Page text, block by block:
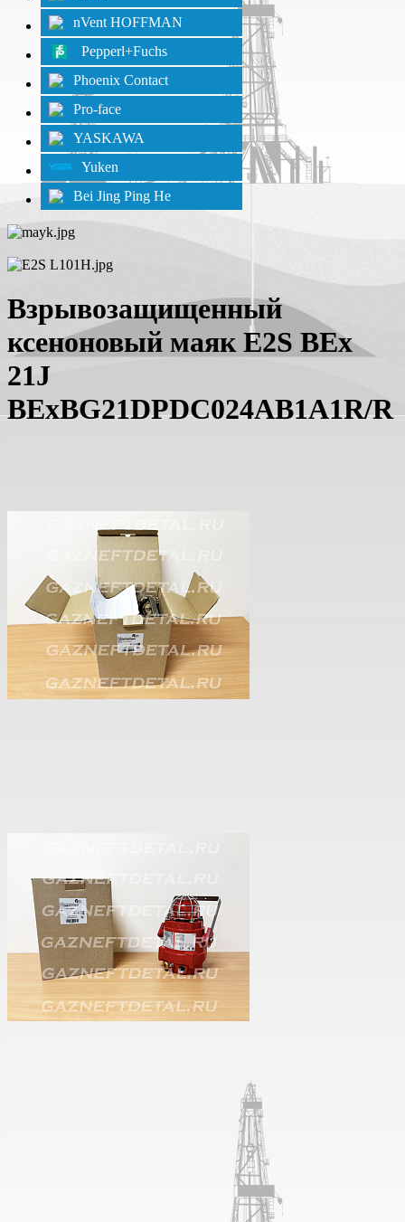
nVent HOFFMAN
Pepperl+Fuchs
Phoenix Contact
Pro-face
YASKAWA
Yuken
Bei Jing Ping He
Взрывозащищенный
ксеноновый маяк E2S BEx
21J
BExBG21DPDC024AB1A1R/R